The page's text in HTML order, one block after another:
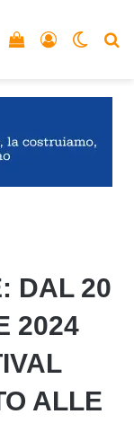
Accedi
Vedi il carrello
DAL 20
2024
ALLE